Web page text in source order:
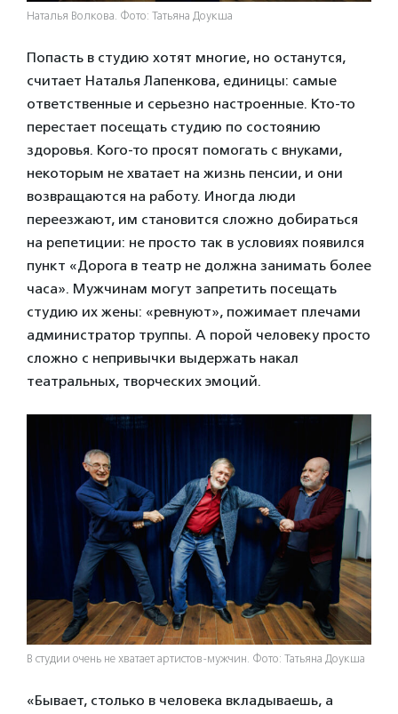
Наталья Волкова. Фото: Татьяна Доукша
Попасть в студию хотят многие, но останутся,
считает Наталья Лапенкова, единицы: самые
ответственные и серьезно настроенные. Кто-то
перестает посещать студию по состоянию
здоровья. Кого-то просят помогать с внуками,
некоторым не хватает на жизнь пенсии, и они
возвращаются на работу. Иногда люди
переезжают, им становится сложно добираться
на репетиции: не просто так в условиях появился
пункт «Дорога в театр не должна занимать более
часа». Мужчинам могут запретить посещать
студию их жены: «ревнуют», пожимает плечами
администратор труппы. А порой человеку просто
сложно с непривычки выдержать накал
театральных, творческих эмоций.
В студии очень не хватает артистов-мужчин. Фото: Татьяна Доукша
«Бывает, столько в человека вкладываешь, а